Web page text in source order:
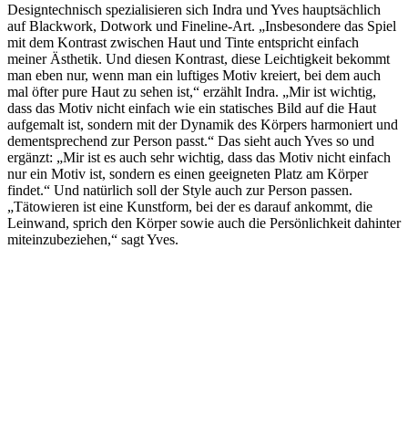
Designtechnisch spezialisieren sich Indra und Yves hauptsächlich
auf Blackwork, Dotwork und Fineline-Art. „Insbesondere das Spiel
mit dem Kontrast zwischen Haut und Tinte entspricht einfach
meiner Ästhetik. Und diesen Kontrast, diese Leichtigkeit bekommt
man eben nur, wenn man ein luftiges Motiv kreiert, bei dem auch
mal öfter pure Haut zu sehen ist,“ erzählt Indra. „Mir ist wichtig,
dass das Motiv nicht einfach wie ein statisches Bild auf die Haut
aufgemalt ist, sondern mit der Dynamik des Körpers harmoniert und
dementsprechend zur Person passt.“ Das sieht auch Yves so und
ergänzt: „Mir ist es auch sehr wichtig, dass das Motiv nicht einfach
nur ein Motiv ist, sondern es einen geeigneten Platz am Körper
findet.“ Und natürlich soll der Style auch zur Person passen.
„Tätowieren ist eine Kunstform, bei der es darauf ankommt, die
Leinwand, sprich den Körper sowie auch die Persönlichkeit dahinter
miteinzubeziehen,“ sagt Yves.